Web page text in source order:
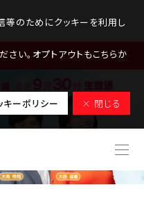
等のためにクッキーを利用し
さい。オプトアウトもこちらか
キーポリシー × 閉じる
MENU